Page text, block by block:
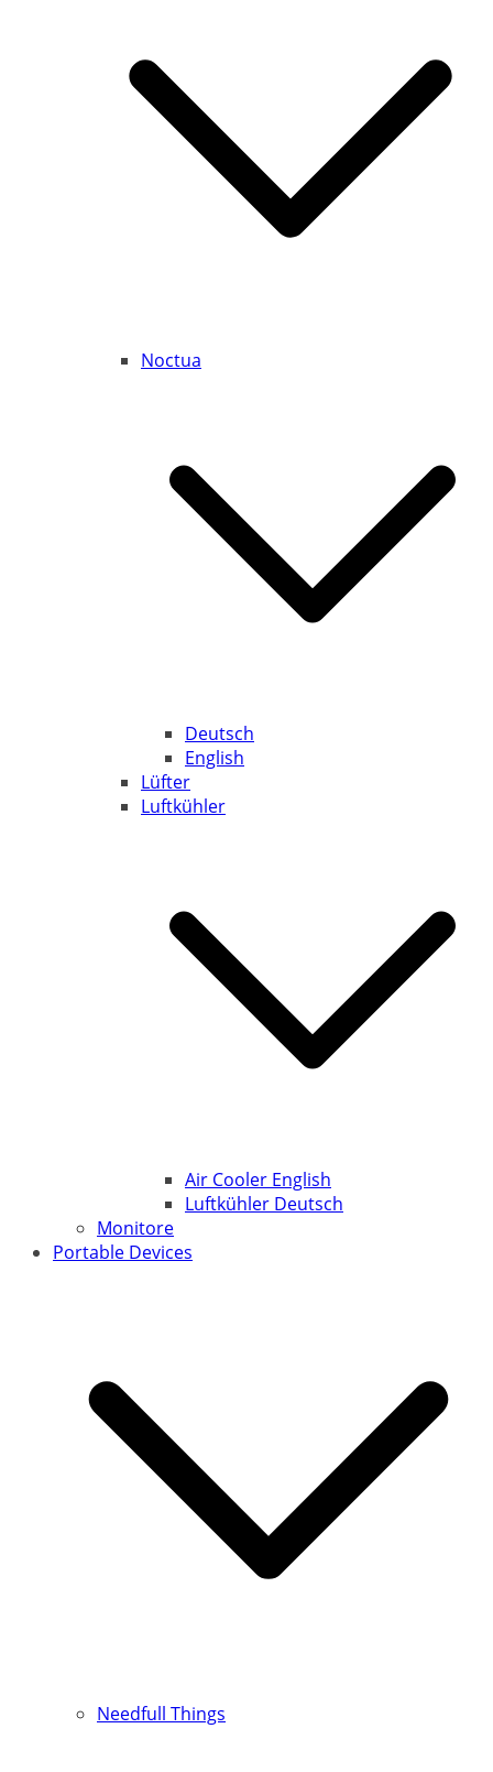
Noctua
Deutsch
English
Lüfter
Luftkühler
Air Cooler English
Luftkühler Deutsch
Monitore
Portable Devices
Needfull Things